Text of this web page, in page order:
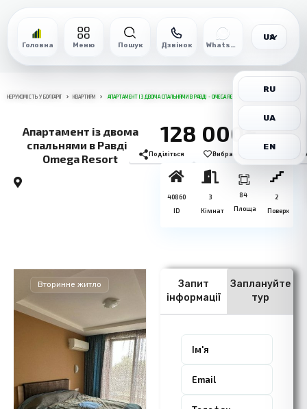
Головна Меню Пошук Дзвінок WhatsApp
UA
RU
UA
EN
НЕРУХОМІСТЬ У БОЛГАРІЇ КВАРТИРИ АПАРТАМЕНТ ІЗ ДВОМА СПАЛЬНЯМИ В РАВДІ - OMEGA RESORT
Апартамент із двома
спальнями в Равді -
Omega Resort
128 000€
Поділіться Вибране
40860
ID
3
Кімнат
84
Площа
2
Поверх
Вторинне житло
Запит
інформації
Заплануйте
тур